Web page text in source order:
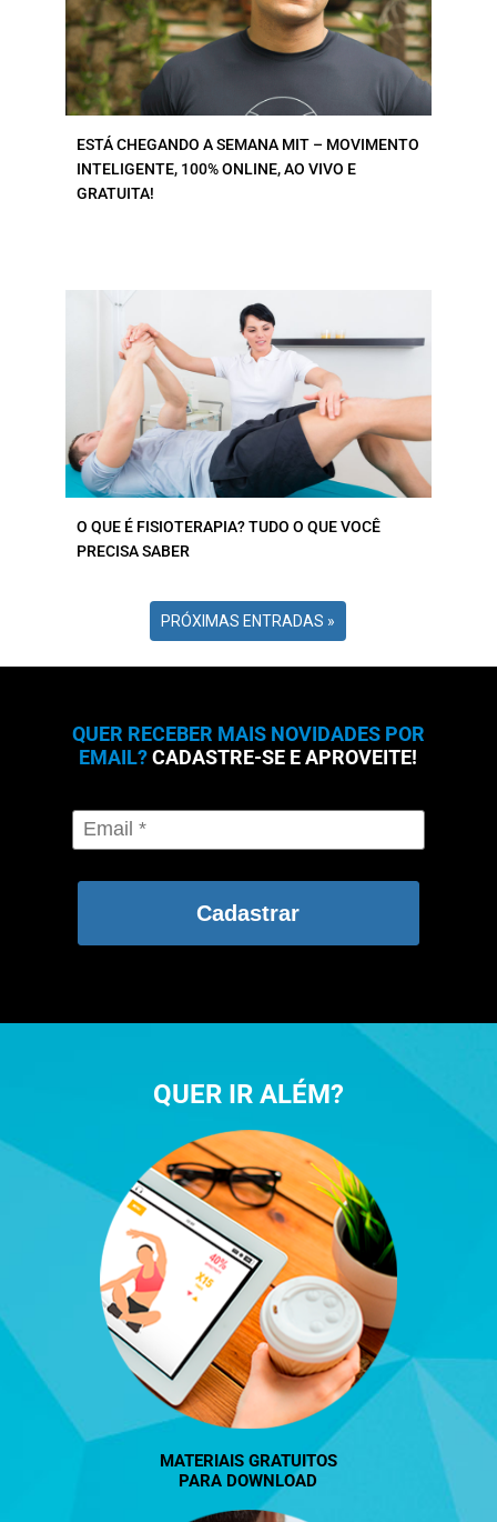
ESTÁ CHEGANDO A SEMANA MIT – MOVIMENTO
INTELIGENTE, 100% ONLINE, AO VIVO E
GRATUITA!
O QUE É FISIOTERAPIA? TUDO O QUE VOCÊ
PRECISA SABER
PRÓXIMAS ENTRADAS »
QUER RECEBER MAIS NOVIDADES POR
EMAIL?CADASTRE-SE E APROVEITE!
Cadastrar
QUER IR ALÉM?
MATERIAIS GRATUITOS
PARA DOWNLOAD